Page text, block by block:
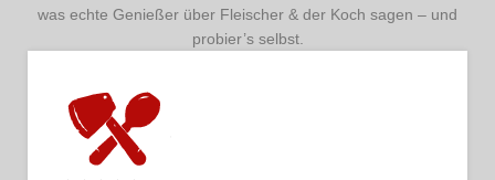
was echte Genießer über Fleischer & der Koch sagen – und
probier’s selbst.